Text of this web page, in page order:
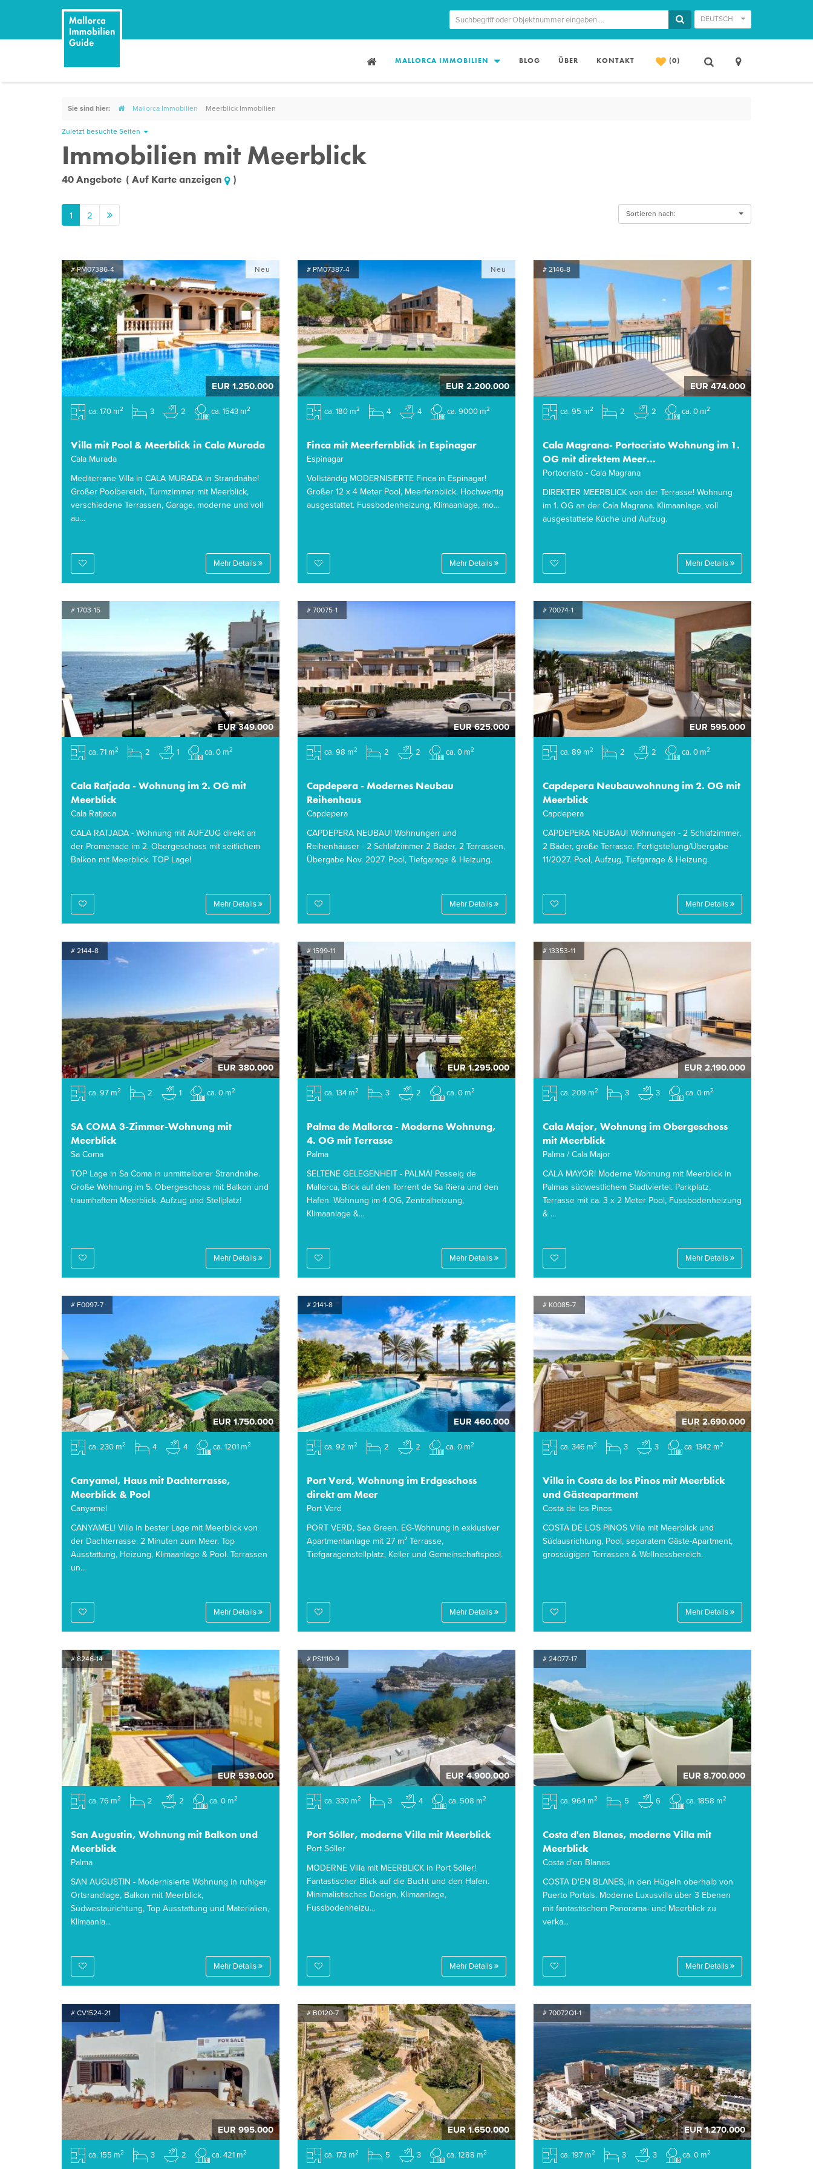
DEUTSCH
MALLORCA IMMOBILIEN BLOG ÜBER KONTAKT (0)
Sie sind hier: Mallorca Immobilien Meerblick Immobilien
Zuletzt besuchte Seiten
Immobilien mit Meerblick
40 Angebote ( Auf Karte anzeigen )
1 2 Sortieren nach:
# PM07386-4 Neu
EUR 1.250.000
ca. 170 m2 3 2 ca. 1543 m2
Villa mit Pool & Meerblick in Cala Murada
Cala Murada
Mediterrane Villa in CALA MURADA in Strandnähe!
Großer Poolbereich, Turmzimmer mit Meerblick,
verschiedene Terrassen, Garage, moderne und voll
au...
Mehr Details
# PM07387-4 Neu
EUR 2.200.000
ca. 180 m2 4 4 ca. 9000 m2
Finca mit Meerfernblick in Espinagar
Espinagar
Vollständig MODERNISIERTE Finca in Espinagar!
Großer 12 x 4 Meter Pool, Meerfernblick. Hochwertig
ausgestattet. Fussbodenheizung, Klimaanlage, mo...
Mehr Details
# 2146-8
EUR 474.000
ca. 95 m2 2 2 ca. 0 m2
Cala Magrana- Portocristo Wohnung im 1.
OG mit direktem Meer...
Portocristo - Cala Magrana
DIREKTER MEERBLICK von der Terrasse! Wohnung
im 1. OG an der Cala Magrana. Klimaanlage, voll
ausgestattete Küche und Aufzug.
Mehr Details
# 1703-15
EUR 349.000
ca. 71 m2 2 1 ca. 0 m2
Cala Ratjada - Wohnung im 2. OG mit
Meerblick
Cala Ratjada
CALA RATJADA - Wohnung mit AUFZUG direkt an
der Promenade im 2. Obergeschoss mit seitlichem
Balkon mit Meerblick. TOP Lage!
Mehr Details
# 70075-1
EUR 625.000
ca. 98 m2 2 2 ca. 0 m2
Capdepera - Modernes Neubau
Reihenhaus
Capdepera
CAPDEPERA NEUBAU! Wohnungen und
Reihenhäuser - 2 Schlafzimmer 2 Bäder, 2 Terrassen,
Übergabe Nov. 2027. Pool, Tiefgarage & Heizung.
Mehr Details
# 70074-1
EUR 595.000
ca. 89 m2 2 2 ca. 0 m2
Capdepera Neubauwohnung im 2. OG mit
Meerblick
Capdepera
CAPDEPERA NEUBAU! Wohnungen - 2 Schlafzimmer,
2 Bäder, große Terrasse. Fertigstellung/Übergabe
11/2027. Pool, Aufzug, Tiefgarage & Heizung.
Mehr Details
# 2144-8
EUR 380.000
ca. 97 m2 2 1 ca. 0 m2
SA COMA 3-Zimmer-Wohnung mit
Meerblick
Sa Coma
TOP Lage in Sa Coma in unmittelbarer Strandnähe.
Große Wohnung im 5. Obergeschoss mit Balkon und
traumhaftem Meerblick. Aufzug und Stellplatz!
Mehr Details
# 1599-11
EUR 1.295.000
ca. 134 m2 3 2 ca. 0 m2
Palma de Mallorca - Moderne Wohnung,
4. OG mit Terrasse
Palma
SELTENE GELEGENHEIT - PALMA! Passeig de
Mallorca, Blick auf den Torrent de Sa Riera und den
Hafen. Wohnung im 4.OG, Zentralheizung,
Klimaanlage &...
Mehr Details
# 13353-11
EUR 2.190.000
ca. 209 m2 3 3 ca. 0 m2
Cala Major, Wohnung im Obergeschoss
mit Meerblick
Palma / Cala Major
CALA MAYOR! Moderne Wohnung mit Meerblick in
Palmas südwestlichem Stadtviertel. Parkplatz,
Terrasse mit ca. 3 x 2 Meter Pool, Fussbodenheizung
& ...
Mehr Details
# F0097-7
EUR 1.750.000
ca. 230 m2 4 4 ca. 1201 m2
Canyamel, Haus mit Dachterrasse,
Meerblick & Pool
Canyamel
CANYAMEL! Villa in bester Lage mit Meerblick von
der Dachterrasse. 2 Minuten zum Meer. Top
Ausstattung, Heizung, Klimaanlage & Pool. Terrassen
un...
Mehr Details
# 2141-8
EUR 460.000
ca. 92 m2 2 2 ca. 0 m2
Port Verd, Wohnung im Erdgeschoss
direkt am Meer
Port Verd
PORT VERD, Sea Green. EG-Wohnung in exklusiver
Apartmentanlage mit 27 m² Terrasse,
Tiefgaragenstellplatz, Keller und Gemeinschaftspool.
Mehr Details
# K0085-7
EUR 2.690.000
ca. 346 m2 3 3 ca. 1342 m2
Villa in Costa de los Pinos mit Meerblick
und Gästeapartment
Costa de los Pinos
COSTA DE LOS PINOS Villa mit Meerblick und
Südausrichtung, Pool, separatem Gäste-Apartment,
grossügigen Terrassen & Wellnessbereich.
Mehr Details
# 8246-14
EUR 539.000
ca. 76 m2 2 2 ca. 0 m2
San Augustin, Wohnung mit Balkon und
Meerblick
Palma
SAN AUGUSTIN - Modernisierte Wohnung in ruhiger
Ortsrandlage, Balkon mit Meerblick,
Südwestaurichtung, Top Ausstattung und Materialien,
Klimaanla...
Mehr Details
# PS1110-9
EUR 4.900.000
ca. 330 m2 3 4 ca. 508 m2
Port Sóller, moderne Villa mit Meerblick
Port Sóller
MODERNE Villa mit MEERBLICK in Port Sóller!
Fantastischer Blick auf die Bucht und den Hafen.
Minimalistisches Design, Klimaanlage,
Fussbodenheizu...
Mehr Details
# 24077-17
EUR 8.700.000
ca. 964 m2 5 6 ca. 1858 m2
Costa d'en Blanes, moderne Villa mit
Meerblick
Costa d'en Blanes
COSTA D'EN BLANES, in den Hügeln oberhalb von
Puerto Portals. Moderne Luxusvilla über 3 Ebenen
mit fantastischem Panorama- und Meerblick zu
verka...
Mehr Details
# CV1524-21
EUR 995.000
ca. 155 m2 3 2 ca. 421 m2
# B0120-7
EUR 1.650.000
ca. 173 m2 5 3 ca. 1288 m2
# 70072Q1-1
EUR 1.270.000
ca. 197 m2 3 3 ca. 0 m2